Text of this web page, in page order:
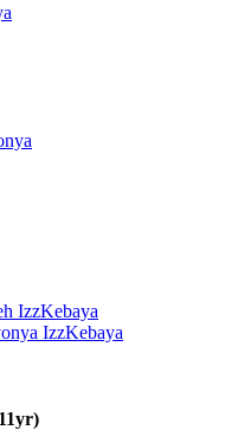
IzzKebaya
IzzKebaya